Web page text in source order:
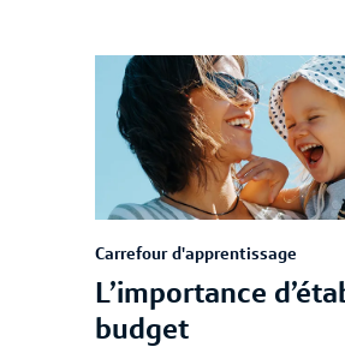
Carrefour d'apprentissage
L’importance
budget